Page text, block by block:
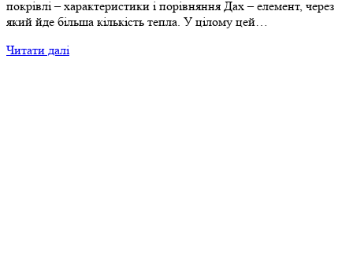
покрівлі – характеристики і порівняння Дах – елемент, через
який йде більша кількість тепла. У цілому цей…
Читати далі